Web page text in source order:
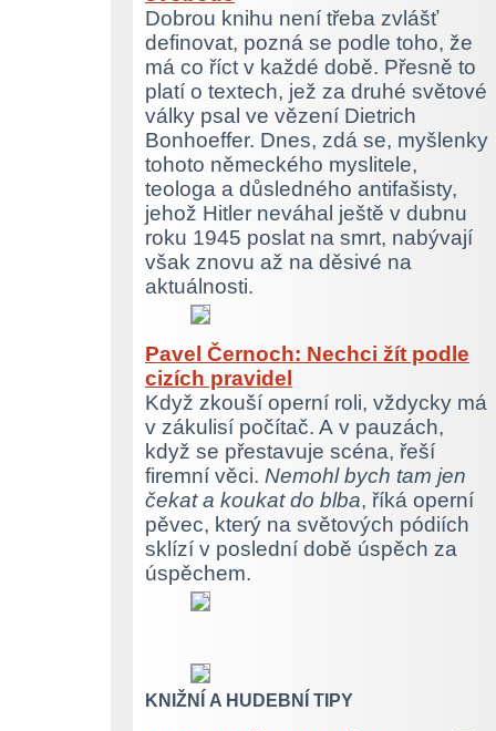
Dobrou knihu není třeba zvlášť
definovat, pozná se podle toho, že
má co říct v každé době. Přesně to
platí o textech, jež za druhé světové
války psal ve vězení Dietrich
Bonhoeffer. Dnes, zdá se, myšlenky
tohoto německého myslitele,
teologa a důsledného antifašisty,
jehož Hitler neváhal ještě v dubnu
roku 1945 poslat na smrt, nabývají
však znovu až na děsivé na
aktuálnosti.
Pavel Černoch: Nechci žít podle
cizích pravidel
Když zkouší operní roli, vždycky má
v zákulisí počítač. A v pauzách,
když se přestavuje scéna, řeší
firemní věci. Nemohl bych tam jen
čekat a koukat do blba, říká operní
pěvec, který na světových pódiích
sklízí v poslední době úspěch za
úspěchem.
KNIŽNÍ A HUDEBNÍ TIPY